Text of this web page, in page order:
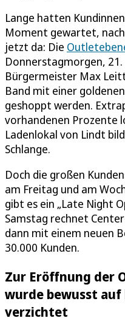
Lange hatten
Moment gewartet,
jetzt da: Die
Donnerstagmorgen,
Bürgermeister Max
Band mit einer
geshoppt werden.
vorhandenen Prozente
Ladenlokal von Lindt
Schlange.
Doch die großen
am Freitag und am
gibt es ein „Late Night
Samstag rechnet
dann mit einem neuen
30.000 Kunden.
Zur Eröffnung der
wurde bewusst
verzichtet